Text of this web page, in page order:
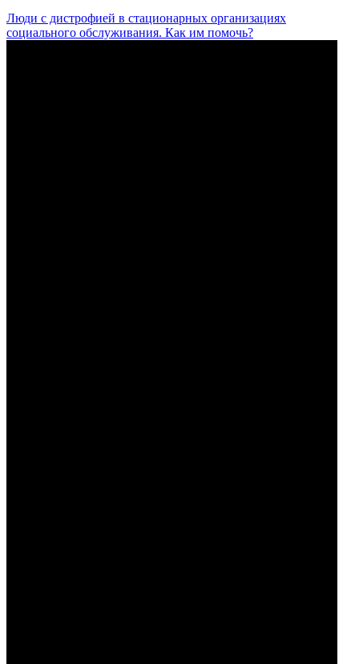
Люди с дистрофией в стационарных организациях
социального обслуживания. Как им помочь?